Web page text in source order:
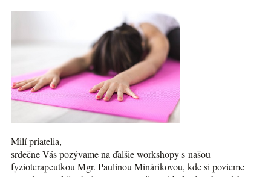
Milí priatelia,
srdečne Vás pozývame na ďalšie workshopy s našou
fyzioterapeutkou Mgr. Paulínou Minárikovou, kde si povieme